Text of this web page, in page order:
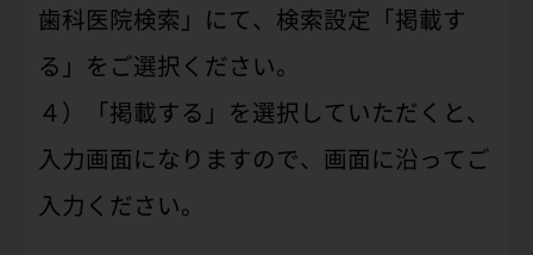
歯科医院検索」にて、検索設定「掲載す
る」をご選択ください。
４）「掲載する」を選択していただくと、
入力画面になりますので、画面に沿ってご
入力ください。